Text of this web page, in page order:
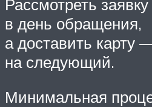
Рассмотреть
в день обращения,
а доставить карту
на следующий.
Минимальная